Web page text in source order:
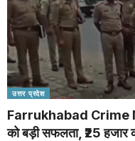
उत्तर प्रदेश
Farrukhabad Crime
को बड़ी सफलता, ₹25 हजार